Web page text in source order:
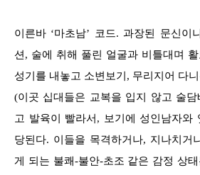
이른바 ‘마초남’ 코드. 과장된 문신이
션, 술에 취해 풀린 얼굴과 비틀대며
성기를 내놓고 소변보기, 무리지어 다
(이곳 십대들은 교복을 입지 않고 술
고 발육이 빨라서, 보기에 성인남자와
당된다. 이들을 목격하거나, 지나치거
게 되는 불쾌-불안-초조 같은 감정 상